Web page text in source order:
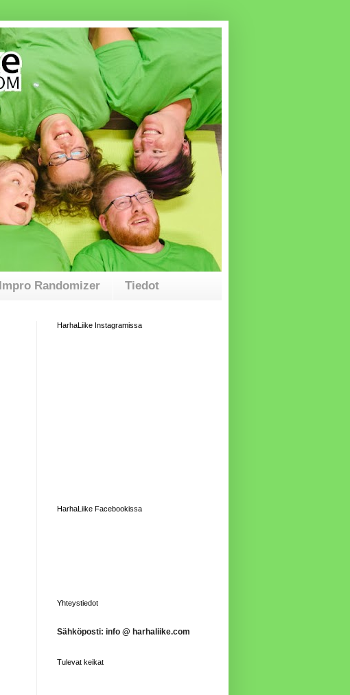
Impro Randomizer Tiedot
HarhaLiike Instagramissa
HarhaLiike Facebookissa
Yhteystiedot
Sähköposti: info @ harhaliike.com
Tulevat keikat